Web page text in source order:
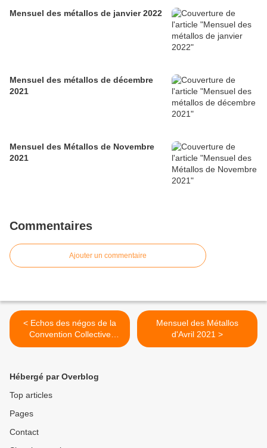
Mensuel des métallos de janvier 2022
Mensuel des métallos de décembre
2021
Mensuel des Métallos de Novembre
2021
Commentaires
Ajouter un commentaire
< Echos des négos de la
Convention Collective
Nationale
Mensuel des Métallos
d'Avril 2021 >
Hébergé par Overblog
Top articles
Pages
Contact